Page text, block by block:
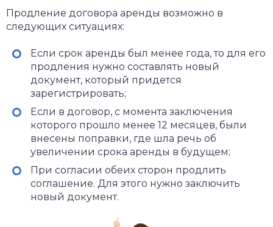
Продление договора аренды возможно в
следующих ситуациях:
Если срок аренды был менее года, то для его
продления нужно составлять новый
документ, который придется
зарегистрировать;
Если в договор, с момента заключения
которого прошло менее 12 месяцев, были
внесены поправки, где шла речь об
увеличении срока аренды в будущем;
При согласии обеих сторон продлить
соглашение. Для этого нужно заключить
новый документ.